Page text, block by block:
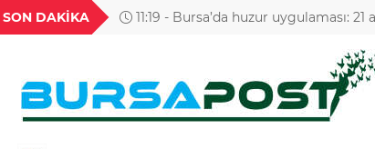
SON DAKİKA
11:19 - Bursa’da huzur uygulaması: 21
18,2677
TND
16,3788
27,9743
VND